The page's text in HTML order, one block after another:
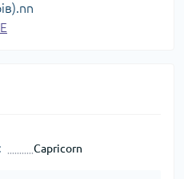
Capricorn